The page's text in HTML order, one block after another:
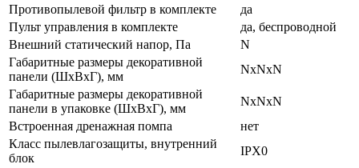
Противопылевой фильтр в комплекте
да
Пульт управления в комплекте
да, беспроводной
Внешний статический напор, Па
N
Габаритные размеры декоративной
панели (ШxВxГ), мм
NxNxN
Габаритные размеры декоративной
панели в упаковке (ШxВxГ), мм
NxNxN
Встроенная дренажная помпа
нет
Класс пылевлагозащиты, внутренний
блок
IPX0